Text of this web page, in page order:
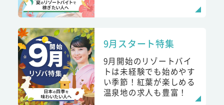
9月スタート特集
9月開始のリゾートバイ
トは未経験でも始めやす
い季節！紅葉が楽しめる
温泉地の求人も豊富！